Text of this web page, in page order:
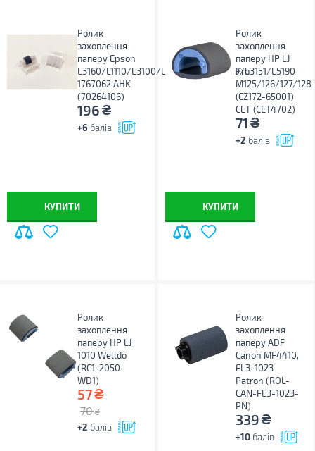
Ролик
захоплення
паперу Epson
L3160/L1110/L3100/L3101/L3110/L3150/L3151/L5190
1767062 AHK
(70264106)
196₴
+6 балів
КУПИТИ
Ролик
захоплення
паперу HP LJ
Pro
M125/126/127/128
(CZ172-65001)
CET (CET4702)
71₴
+2 балів
КУПИТИ
Ролик
захоплення
паперу HP LJ
1010 Welldo
(RC1-2050-
WD1)
57₴
70 ₴
+2 балів
Ролик
захоплення
паперу ADF
Canon MF4410,
FL3-1023
Patron (ROL-
CAN-FL3-1023-
PN)
339₴
+10 балів